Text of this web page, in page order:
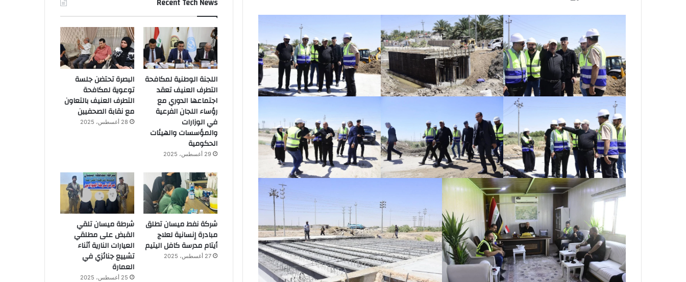
Recent Tech News
اللجنة الوطنية لمكافحة
التطرف العنيف تعقد
اجتماعها الدوري مع
رؤساء اللجان الفرعية
في الوزارات
والمؤسسات والهيئات
الحكومية
29 أغسطس، 2025
البصرة تحتضن جلسة
توعوية لمكافحة
التطرف العنيف بالتعاون
مع نقابة الصحفيين
28 أغسطس، 2025
شركة نفط ميسان تطلق
مبادرة إنسانية لعلاج
أيتام مدرسة كافل اليتيم
27 أغسطس، 2025
شرطة ميسان تلقي
القبض على مطلقي
العيارات النارية أثناء
تشييع جنائزي في
العمارة
25 أغسطس، 2025